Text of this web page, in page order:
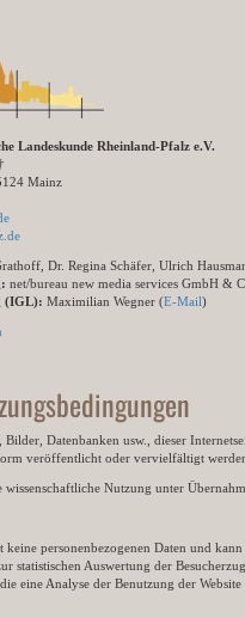
Landeskunde Rheinland-Pfalz e.V.
Mainz
Dr. Regina Schäfer, Ulrich
net/bureau new media services GmbH &
(IGL): Maximilian Wegner (E-Mail)
Datenbanken usw., dieser
veröffentlicht oder vervielfältigt
Nutzung unter
keine personenbezogenen Daten und
statistischen Auswertung der
eine Analyse der Benutzung der